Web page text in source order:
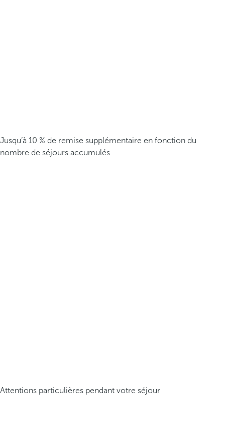
Jusqu’à 10 % de remise supplémentaire en fonction du
nombre de séjours accumulés
Attentions particulières pendant votre séjour